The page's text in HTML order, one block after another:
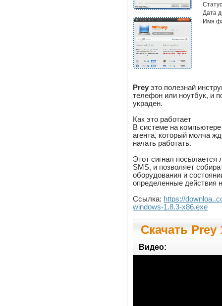
Дата
Имя
Prey это полезнай
телефон или ноутбук, и
украден.
Как это работает
В системе на
агента, который молча
начать работать.
Этот сигнал посылается
SMS, и позволяет
оборудования и
определенные действия
Ссылка: https://
windows-1.8.3-x86.exe
Скачать Prey
Видео: